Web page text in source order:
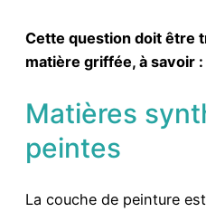
Cette question doit être
matière griffée, à savoir :
Matières
peintes
La couche de peinture